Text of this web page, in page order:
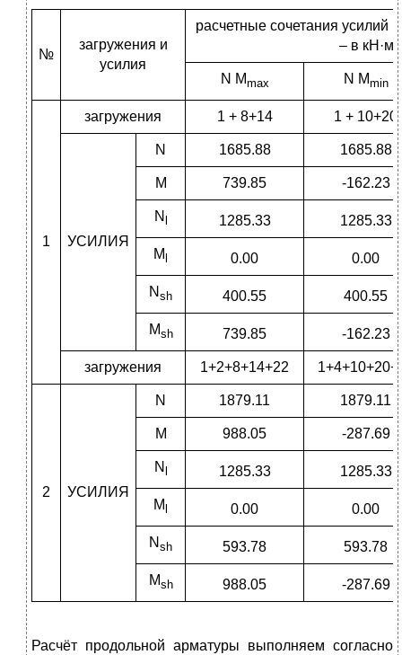
№
загружения и
усилия
расчетные сочетания усилий
– в кН·м)
N Mmax N Mmin
1
загружения 1 + 8+14 1 + 10+20
УСИЛИЯ
N 1685.88 1685.88
M 739.85 -162.23
N 1285.33 1285.33
M 0.00 0.00
N sh 400.55 400.55
Msh 739.85 -162.23
загружения 1+2+8+14+22
2 УСИЛИЯ
N 1879.11 1879.11
M 988.05 -287.69
N 1285.33 1285.33
M 0.00 0.00
N sh 593.78 593.78
Msh 988.05 -287.69
Расчёт продольной арматуры выполняем согласно